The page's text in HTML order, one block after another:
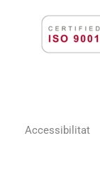
Accessibilitat